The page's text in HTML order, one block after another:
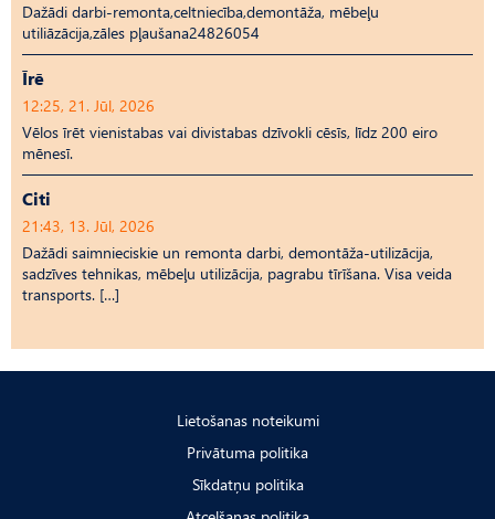
Dažādi darbi-remonta,celtniecība,demontāža, mēbeļu
utiliāzācija,zāles pļaušana24826054
Īrē
12:25, 21. Jūl, 2026
Vēlos īrēt vienistabas vai divistabas dzīvokli cēsīs, līdz 200 eiro
mēnesī.
Citi
21:43, 13. Jūl, 2026
Dažādi saimnieciskie un remonta darbi, demontāža-utilizācija,
sadzīves tehnikas, mēbeļu utilizācija, pagrabu tīrīšana. Visa veida
transports. […]
Lietošanas noteikumi
Privātuma politika
Sīkdatņu politika